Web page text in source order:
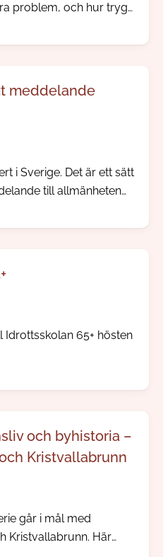
problem, och hur trygg
meddelande
i Sverige. Det är ett sätt
till allmänheten
eller registrering
Idrottsskolan 65+ hösten
och byhistoria –
Kristvallabrunn
går i mål med
Kristvallabrunn. Här